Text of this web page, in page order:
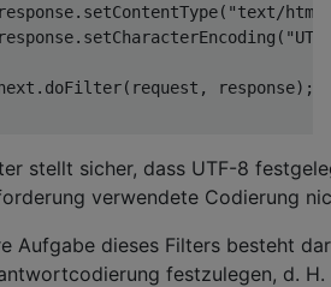
. setContentType( "text/html;
. setCharacterEncoding (
. doFilter( request , response);
void destroy () {
stellt sicher, dass UTF-8
verwendete Codierung
Aufgabe dieses Filters besteht
festzulegen, d.